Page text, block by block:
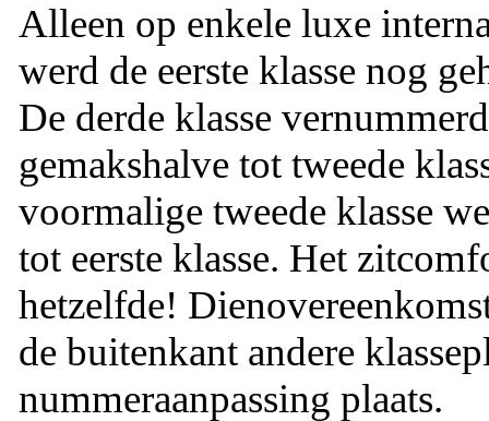
Alleen op enkele luxe
werd de eerste klasse nog
De derde klasse
gemakshalve tot tweede
voormalige tweede klasse
tot eerste klasse. Het
hetzelfde!
de buitenkant andere
nummeraanpassing plaats.